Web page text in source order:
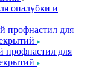
опалубки и
профнастил для
для